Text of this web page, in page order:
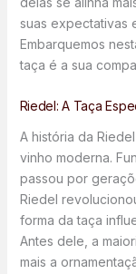
suas expectativas
Embarquemos
taça é a sua
Riedel: A Taça
A história da
vinho moderna.
passou por
Riedel
forma da taça
Antes dele, a
mais a